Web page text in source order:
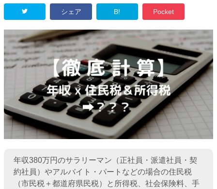
シェア B! Pocket
年収380万円のサラリーマン（正社員・派遣社員・契
約社員）やアルバイト・パートなどの場合の住民税
（市民税＋都道府県民税）と所得税、社会保険料、手